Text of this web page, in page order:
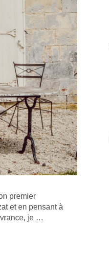
premier
et en pensant à
je …